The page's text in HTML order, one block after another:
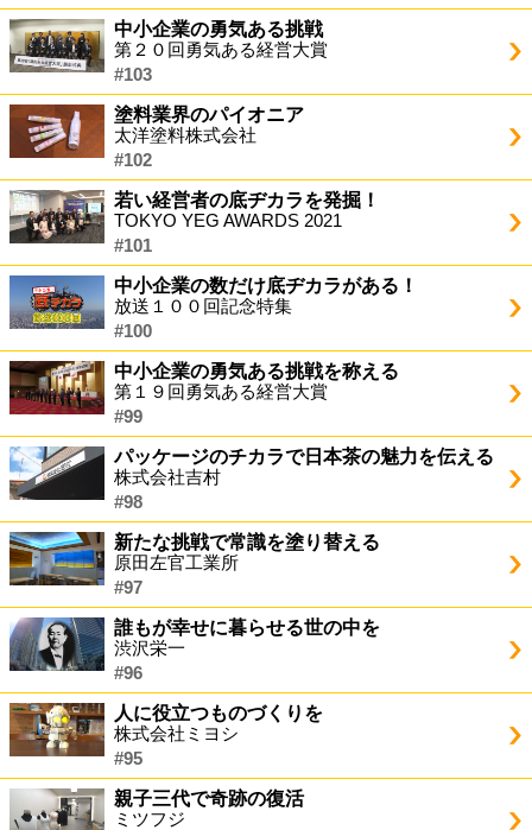
中小企業の勇気ある挑戦
第２０回勇気ある経営大賞
#103
塗料業界のパイオニア
太洋塗料株式会社
#102
若い経営者の底ヂカラを発掘！
TOKYO YEG AWARDS 2021
#101
中小企業の数だけ底ヂカラがある！
放送１００回記念特集
#100
中小企業の勇気ある挑戦を称える
第１９回勇気ある経営大賞
#99
パッケージのチカラで日本茶の魅力を伝える
株式会社吉村
#98
新たな挑戦で常識を塗り替える
原田左官工業所
#97
誰もが幸せに暮らせる世の中を
渋沢栄一
#96
人に役立つものづくりを
株式会社ミヨシ
#95
親子三代で奇跡の復活
ミツフジ